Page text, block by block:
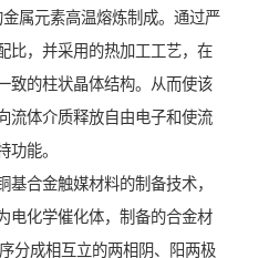
属元素高温熔炼制成。通过严
比，并采用的热加工工艺，在
致的柱状晶体结构。从而使该
流体介质释放自由电子和使流
功能。
基合金触媒材料的制备技术，
电化学催化体，制备的合金材
分成相互立的两相阴、阳两极